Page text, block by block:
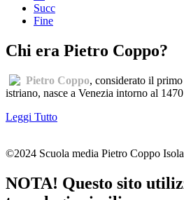
Succ
Fine
Chi era Pietro Coppo?
Pietro Coppo, considerato il
istriano, nasce a Venezia intorno al
Leggi Tutto
©2024 Scuola media Pietro Coppo Isola
NOTA! Questo sito